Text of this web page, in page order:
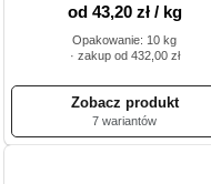
od 43,20 zł / kg
Opakowanie: 10 kg
· zakup od 432,00 zł
7 wariantów